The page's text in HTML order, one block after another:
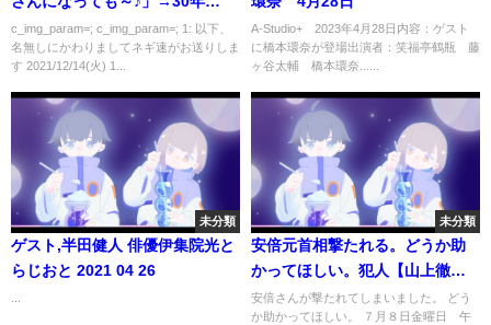
後・・・
c_img_param=; c_img_param=; 1: 以下、
名無しにかわりましてネギ速がお送りしま
す 2021/12/14(火) 1...
A-Studio+ 2023年4月28日内容：ゲスト
に橋本環奈が登場出演者：笑福亭鶴瓶 藤
ヶ谷太輔 橋本環奈......
未分類
ゲスト,半田健人 俳優伊集院光と
らじおと 2021 04 26
未分類
安倍元首相撃たれる。どうか助
かってほしい。犯人【山上徹
也】確保。
安倍さんが撃たれてしまいました。 どう
か助かってほしい。 ７月８日金曜日 午